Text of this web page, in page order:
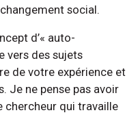
social.
d’« auto-
vers des sujets
de votre expérience et
Je ne pense pas avoir
chercheur qui travaille